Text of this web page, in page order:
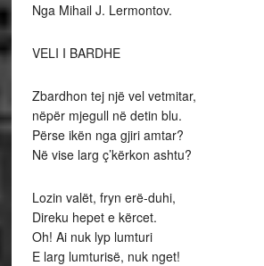
Nga Mihail J. Lermontov.
VELI I BARDHE
Zbardhon tej një vel vetmitar,
nëpër mjegull në detin blu.
Përse ikën nga gjiri amtar?
Në vise larg ç’kërkon ashtu?
Lozin valët, fryn erë-duhi,
Direku hepet e kërcet.
Oh! Ai nuk lyp lumturi
E larg lumturisë, nuk nget!